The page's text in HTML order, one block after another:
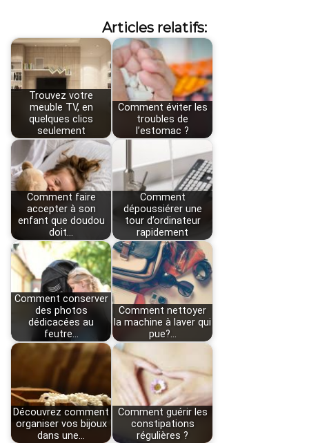
Articles relatifs:
Trouvez votre
meuble TV, en
quelques clics
seulement
Comment éviter les
troubles de
l’estomac ?
Comment faire
accepter à son
enfant que doudou
doit…
Comment
dépoussiérer une
tour d’ordinateur
rapidement
Comment conserver
des photos
dédicacées au
feutre…
Comment nettoyer
la machine à laver qui
pue?…
Découvrez comment
organiser vos bijoux
dans une…
Comment guérir les
constipations
régulières ?